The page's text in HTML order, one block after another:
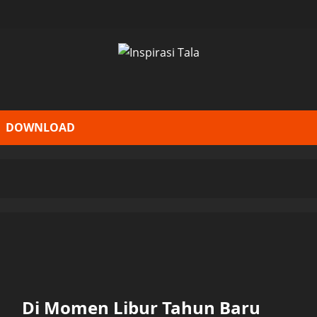
DOWNLOAD
Di Momen Libur Tahun Baru